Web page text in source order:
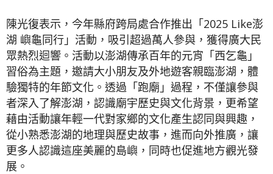
陳光復表示，今年縣府跨局處合作推出「2025 Like澎
湖 嶼龜同行」活動，吸引超過萬人參與，獲得廣大民
眾熱烈迴響。活動以澎湖傳承百年的元宵「西乞龜」
習俗為主題，邀請大小朋友及外地遊客親臨澎湖，體
驗獨特的年節文化。透過「跑廟」過程，不僅讓參與
者深入了解澎湖，認識廟宇歷史與文化背景，更希望
藉由活動讓年輕一代對家鄉的文化產生認同與興趣，
從小熟悉澎湖的地理與歷史故事，進而向外推廣，讓
更多人認識這座美麗的島嶼，同時也促進地方觀光發
展。